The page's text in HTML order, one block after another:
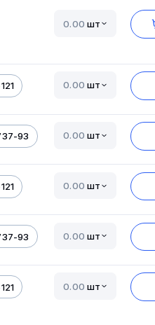
шт
шт
93 шт
шт
93 шт
шт